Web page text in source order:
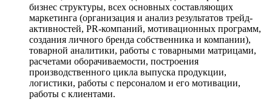
бизнес структуры, всех основных составляющих
маркетинга (организация и анализ результатов трейд-
активностей, PR-компаний, мотивационных программ,
создания личного бренда собственника и компании),
товарной аналитики, работы с товарными матрицами,
расчетами оборачиваемости, построения
производственного цикла выпуска продукции,
логистики, работы с персоналом и его мотивации,
работы с клиентами.